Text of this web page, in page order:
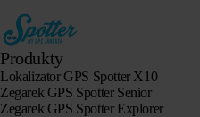
Produkty
Lokalizator GPS Spotter X10
Zegarek GPS Spotter Senior
Zegarek GPS Spotter Explorer